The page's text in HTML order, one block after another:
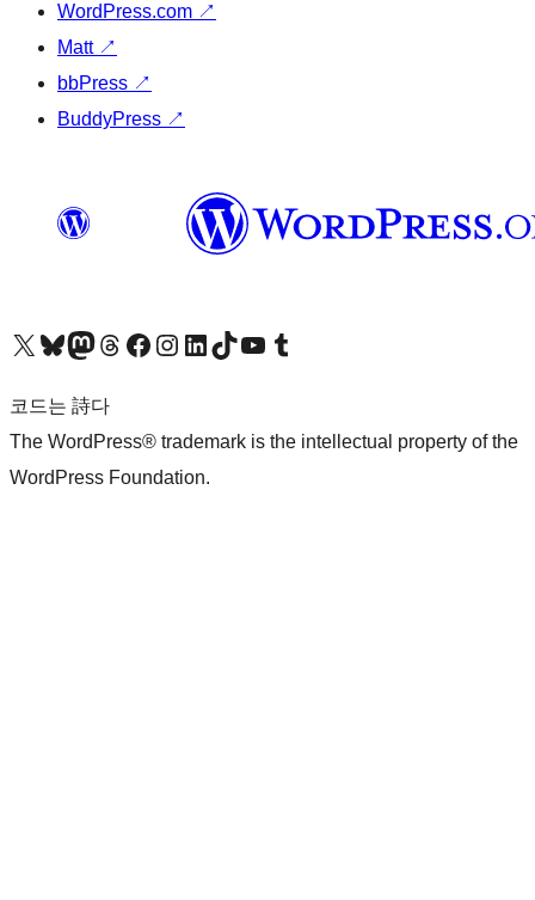
WordPress.com ↗
Matt ↗
bbPress ↗
BuddyPress ↗
X(이전 트위터) 계정 방문하기블루스카이 계정 방문하기마스토돈 계정 방문하기스레드 계정 방문하기 페이스북 페이지 방문하기인스타그램 계정 방문하기 LinkedIn 계정 방문하기틱톡 계정 방문하기유튜브 채널 방문하기 텀블러 계정 방문하기
코드는 詩다
The WordPress® trademark is the intellectual property of the
WordPress Foundation.